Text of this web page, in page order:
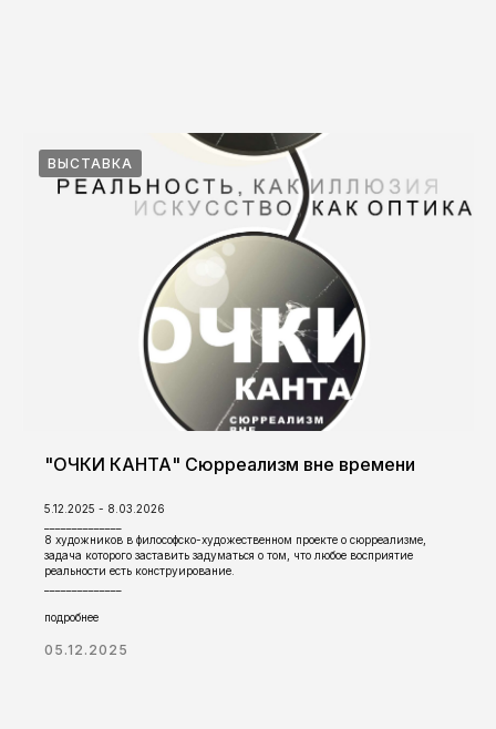
ВЫСТАВКА
"ОЧКИ КАНТА" Сюрреализм вне времени
5.12.2025 - 8.03.2026
8 художников в философско-художественном проекте о сюрреализме,
задача которого заставить задуматься о том, что любое восприятие
реальности есть конструирование.
подробнее
05.12.2025